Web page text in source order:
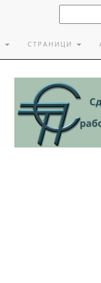
СТРАНИЦИ